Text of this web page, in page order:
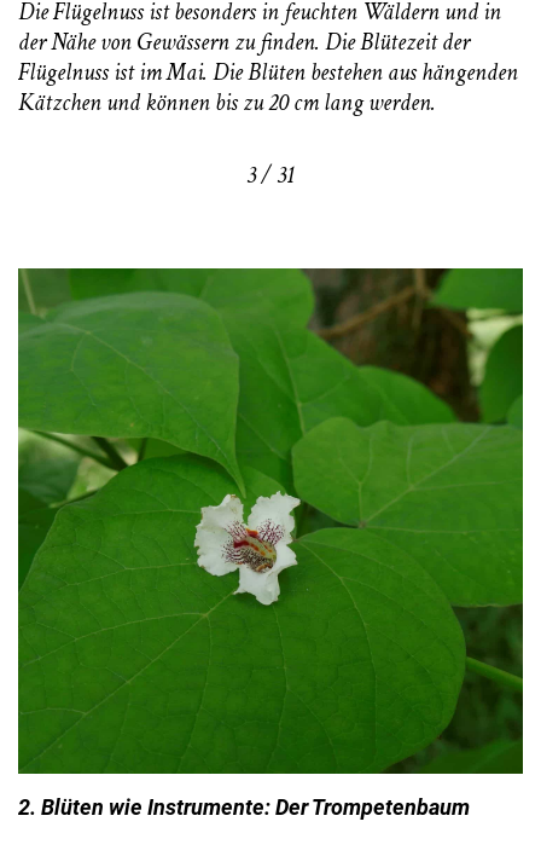
Die Flügelnuss ist besonders in feuchten Wäldern und in
der Nähe von Gewässern zu finden. Die Blütezeit der
Flügelnuss ist im Mai. Die Blüten bestehen aus hängenden
Kätzchen und können bis zu 20 cm lang werden.
3 / 31
2. Blüten wie Instrumente: Der Trompetenbaum